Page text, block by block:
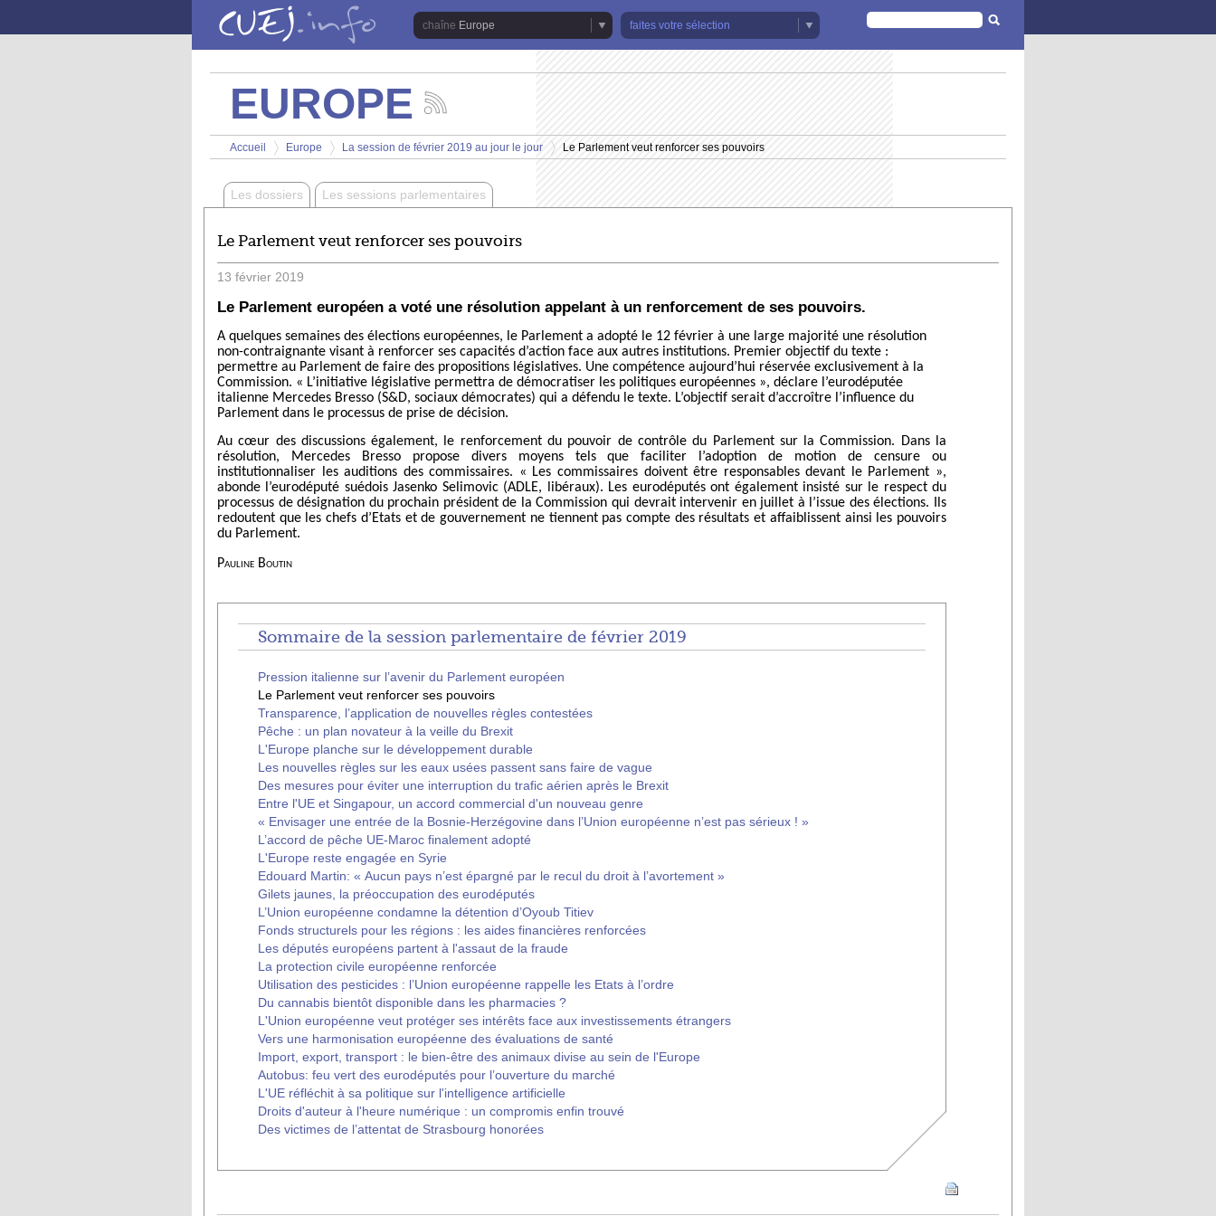
Europe
faites votre sélection
FORMULAIRE
DE
RECHERCHE
EUROPE
les
actualités
de
chaîne
Europe
Vous êtes ici
Accueil
>
Europe
>
La session de février 2019 au jour le jour
>
Le Parlement veut renforcer ses pouvoirs
Les dossiers Les sessions parlementaires
Le Parlement veut renforcer ses pouvoirs
13 février 2019
Le Parlement européen a voté une résolution appelant à un renforcement de ses pouvoirs.
A quelques semaines des élections européennes, le Parlement a adopté le 12 février à une large majorité une résolution
non-contraignante visant à renforcer ses capacités d’action face aux autres institutions. Premier objectif du texte :
permettre au Parlement de faire des propositions législatives. Une compétence aujourd’hui réservée exclusivement à la
Commission. « L’initiative législative permettra de démocratiser les politiques européennes », déclare l’eurodéputée
italienne Mercedes Bresso (S&D, sociaux démocrates) qui a défendu le texte. L’objectif serait d’accroître l’influence du
Parlement dans le processus de prise de décision.
Au cœur des discussions également, le renforcement du pouvoir de contrôle du Parlement sur la Commission. Dans la
résolution, Mercedes Bresso propose divers moyens tels que faciliter l’adoption de motion de censure ou
institutionnaliser les auditions des commissaires. « Les commissaires doivent être responsables devant le Parlement »,
abonde l’eurodéputé suédois Jasenko Selimovic (ADLE, libéraux). Les eurodéputés ont également insisté sur le respect du
processus de désignation du prochain président de la Commission qui devrait intervenir en juillet à l’issue des élections. Ils
redoutent que les chefs d’Etats et de gouvernement ne tiennent pas compte des résultats et affaiblissent ainsi les pouvoirs
du Parlement.
Pauline Boutin
Sommaire de la session parlementaire de février 2019
Pression italienne sur l’avenir du Parlement européen
Le Parlement veut renforcer ses pouvoirs
Transparence, l’application de nouvelles règles contestées
Pêche : un plan novateur à la veille du Brexit
L'Europe planche sur le développement durable
Les nouvelles règles sur les eaux usées passent sans faire de vague
Des mesures pour éviter une interruption du trafic aérien après le Brexit
Entre l'UE et Singapour, un accord commercial d'un nouveau genre
« Envisager une entrée de la Bosnie-Herzégovine dans l’Union européenne n’est pas sérieux ! »
L’accord de pêche UE-Maroc finalement adopté
L'Europe reste engagée en Syrie
Edouard Martin: « Aucun pays n’est épargné par le recul du droit à l’avortement »
Gilets jaunes, la préoccupation des eurodéputés
L’Union européenne condamne la détention d’Oyoub Titiev
Fonds structurels pour les régions : les aides financières renforcées
Les députés européens partent à l'assaut de la fraude
La protection civile européenne renforcée
Utilisation des pesticides : l’Union européenne rappelle les Etats à l’ordre
Du cannabis bientôt disponible dans les pharmacies ?
L'Union européenne veut protéger ses intérêts face aux investissements étrangers
Vers une harmonisation européenne des évaluations de santé
Import, export, transport : le bien-être des animaux divise au sein de l'Europe
Autobus: feu vert des eurodéputés pour l’ouverture du marché
L'UE réfléchit à sa politique sur l'intelligence artificielle
Droits d'auteur à l'heure numérique : un compromis enfin trouvé
Des victimes de l’attentat de Strasbourg honorées